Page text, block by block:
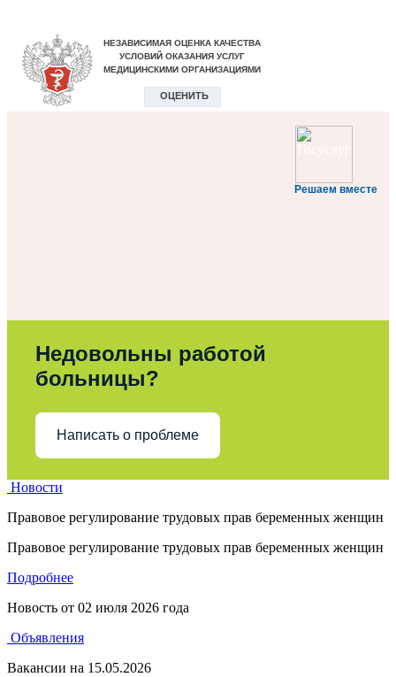
Решаем вместе
Недовольны работой
больницы?
Написать о проблеме
Новости
Правовое регулирование трудовых прав беременных женщин
Правовое регулирование трудовых прав беременных женщин
Подробнее
Новость от 02 июля 2026 года
Объявления
Вакансии на 15.05.2026